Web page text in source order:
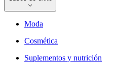
Moda
Cosmética
Suplementos y nutrición